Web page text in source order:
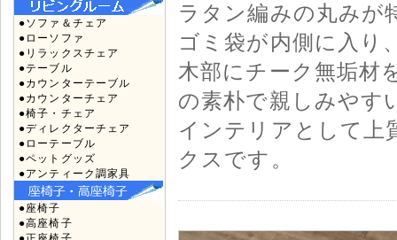
●ソファ＆チェア
●ローソファ
●リラックスチェア
●テーブル
●カウンターテーブル
●カウンターチェア
●椅子・チェア
●ディレクターチェア
●ローテーブル
●ペットグッズ
●アンティーク調家具
●座椅子
●高座椅子
ラタン編みの丸みが
ゴミ袋が内側に入り
木部にチーク無垢材
の素朴で親しみやす
インテリアとして上
クスです。